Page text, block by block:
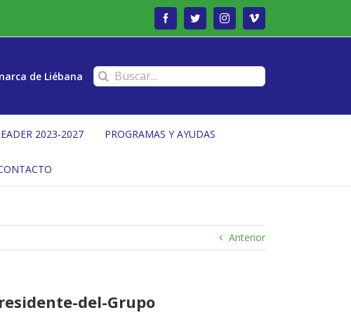
FacebookTwitterInstagramVimeo
de Liébana Buscar:
2023-2027 PROGRAMAS Y AYUDAS
Anterior
del-Grupo